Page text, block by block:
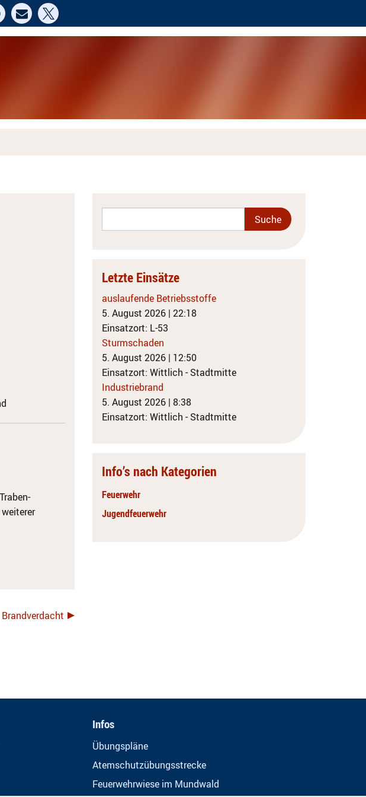
Brandverdacht
Letzte Einsätze
auslaufende Betriebsstoffe
5. August 2026 | 22:18
Einsatzort: L-53
Sturmschaden
5. August 2026 | 12:50
Einsatzort: Wittlich - Stadtmitte
Industriebrand
5. August 2026 | 8:38
Einsatzort: Wittlich - Stadtmitte
Info’s nach Kategorien
Feuerwehr
Jugendfeuerwehr
Infos
Übungspläne
Atemschutzübungsstrecke
Feuerwehrwiese im Mundwald